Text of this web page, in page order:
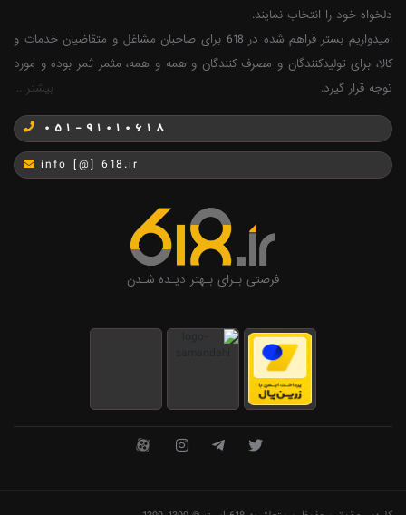
دلخواه خود را انتخاب نمایند.
امیدواریم بستر فراهم شده در 618 برای صاحبان مشاغل و متقاضیان خدمات و
کالا، برای تولیدکنندگان و مصرف کنندگان و همه و همه، مثمر ثمر بوده و مورد
توجه قرار گیرد.
بیشتر ...
051-91010618
info [@] 618.ir
فرصتی بـرای بـهتر دیـده شـدن